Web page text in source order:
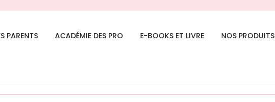
PARENTS ACADÉMIE DES PRO E-BOOKS ET LIVRE NOS PRODUITS
à votre panier.